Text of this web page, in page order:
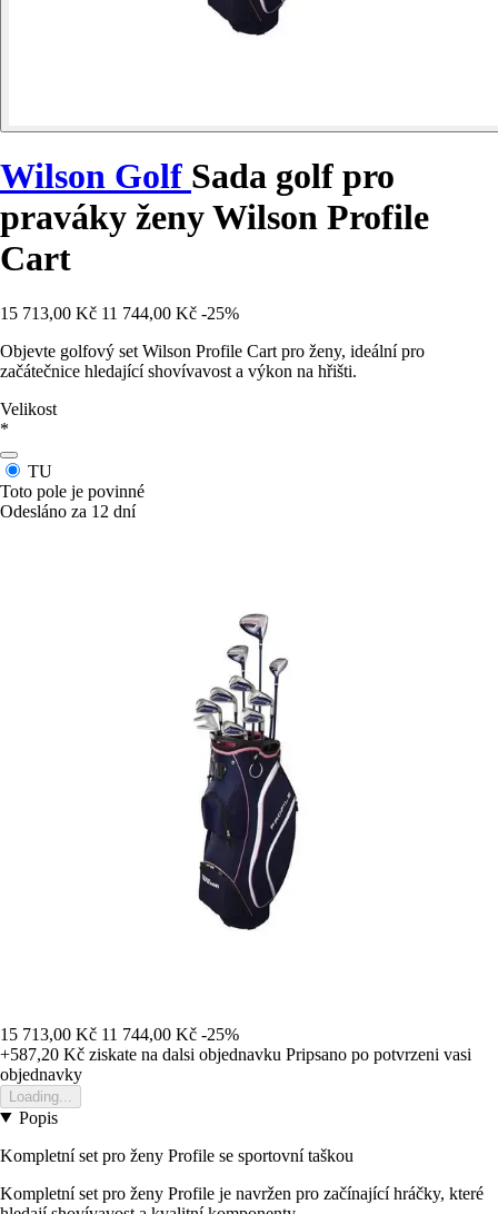
Wilson Golf Sada golf pro
praváky ženy Wilson Profile
Cart
15 713,00 Kč 11 744,00 Kč -25%
Objevte golfový set Wilson Profile Cart pro ženy, ideální pro
začátečnice hledající shovívavost a výkon na hřišti.
Velikost
*
TU
Toto pole je povinné
Odesláno za 12 dní
15 713,00 Kč 11 744,00 Kč -25%
+587,20 Kč ziskate na dalsi objednavku Pripsano po potvrzeni vasi
objednavky
Loading...
Popis
Kompletní set pro ženy Profile se sportovní taškou
Kompletní set pro ženy Profile je navržen pro začínající hráčky, které